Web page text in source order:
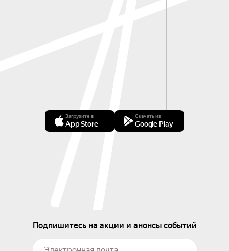
Загрузите в
App Store
Скачать из
Google Play
Подпишитесь на акции и анонсы событий